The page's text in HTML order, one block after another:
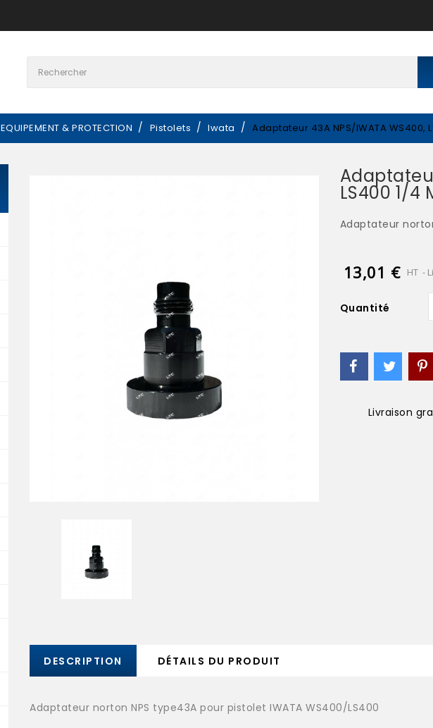
EQUIPEMENT & PROTECTION Pistolets Iwata Adaptateur 43A NPS/IWATA WS400,
LS400 1/4
Adaptateur
13,01 € HT
Quantité
Livraison
DESCRIPTION DÉTAILS DU PRODUIT
Adaptateur norton NPS type43A pour pistolet IWATA WS400/LS400